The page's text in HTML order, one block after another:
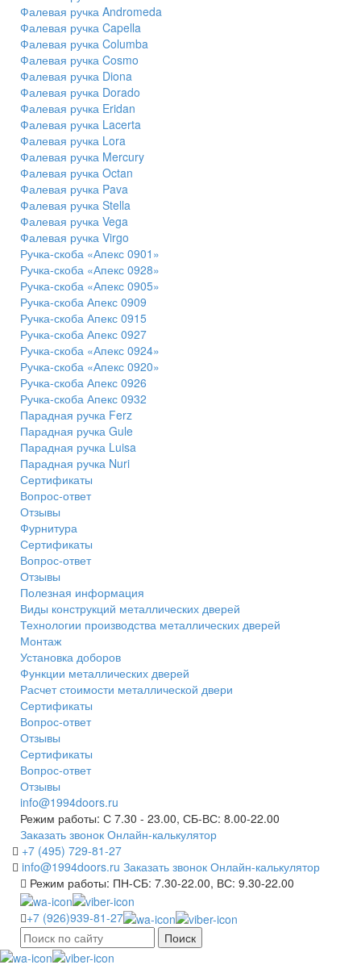
Фалевая ручка Andromeda
Фалевая ручка Capella
Фалевая ручка Columba
Фалевая ручка Cosmo
Фалевая ручка Diona
Фалевая ручка Dorado
Фалевая ручка Eridan
Фалевая ручка Lacerta
Фалевая ручка Lora
Фалевая ручка Mercury
Фалевая ручка Octan
Фалевая ручка Pava
Фалевая ручка Stella
Фалевая ручка Vega
Фалевая ручка Virgo
Ручка-скоба «Апекс 0901»
Ручка-скоба «Апекс 0928»
Ручка-скоба «Апекс 0905»
Ручка-скоба Апекс 0909
Ручка-скоба Апекс 0915
Ручка-скоба Апекс 0927
Ручка-скоба «Апекс 0924»
Ручка-скоба «Апекс 0920»
Ручка-скоба Апекс 0926
Ручка-скоба Апекс 0932
Парадная ручка Ferz
Парадная ручка Gule
Парадная ручка Luisa
Парадная ручка Nuri
Сертификаты
Вопрос-ответ
Отзывы
Фурнитура
Сертификаты
Вопрос-ответ
Отзывы
Полезная информация
Виды конструкций металлических дверей
Технологии производства металлических дверей
Монтаж
Установка доборов
Функции металлических дверей
Расчет стоимости металлической двери
Сертификаты
Вопрос-ответ
Отзывы
Сертификаты
Вопрос-ответ
Отзывы
info@1994doors.ru
Режим работы: С 7.30 - 23.00, СБ-ВС: 8.00-22.00
Заказать звонок Онлайн-калькулятор
+7 (495) 729-81-27
info@1994doors.ru Заказать звонок Онлайн-калькулятор
Режим работы: ПН-СБ: 7.30-22.00, ВС: 9.30-22.00
+7 (926)939-81-27
Поиск